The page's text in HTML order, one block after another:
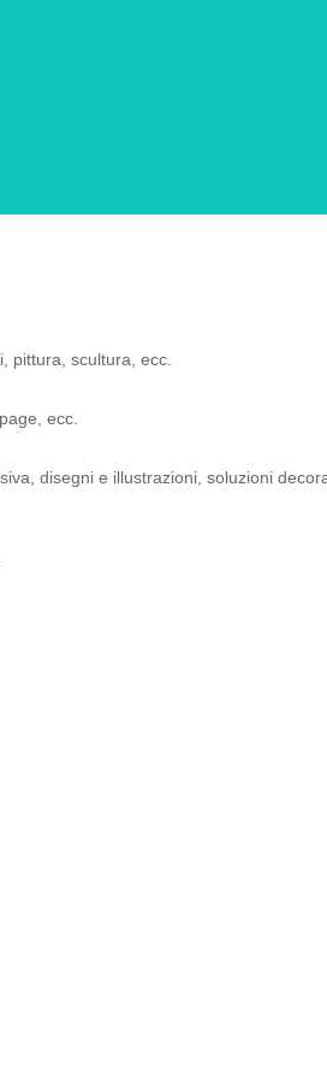
pittura, scultura, ecc.
ecc.
disegni e illustrazioni, soluzioni